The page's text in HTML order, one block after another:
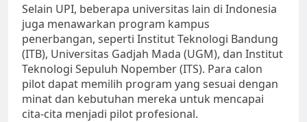
Selain UPI, beberapa universitas lain di Indonesia
juga menawarkan program kampus
penerbangan, seperti Institut Teknologi Bandung
(ITB), Universitas Gadjah Mada (UGM), dan Institut
Teknologi Sepuluh Nopember (ITS). Para calon
pilot dapat memilih program yang sesuai dengan
minat dan kebutuhan mereka untuk mencapai
cita-cita menjadi pilot profesional.